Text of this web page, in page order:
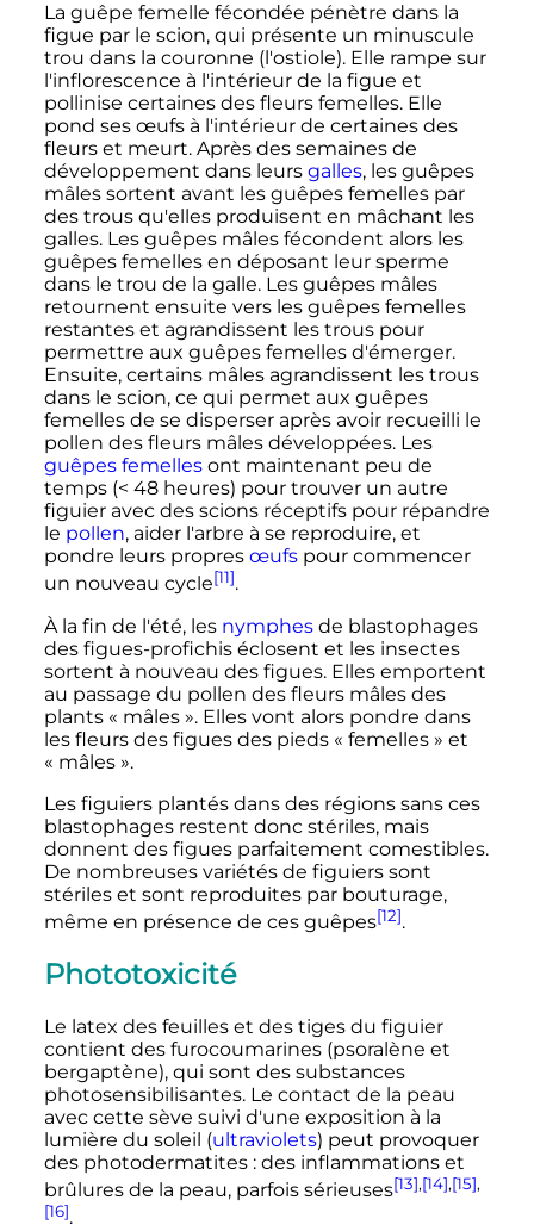
La guêpe femelle fécondée pénètre dans la
figue par le scion, qui présente un minuscule
trou dans la couronne (l'ostiole). Elle rampe sur
l'inflorescence à l'intérieur de la figue et
pollinise certaines des fleurs femelles. Elle
pond ses œufs à l'intérieur de certaines des
fleurs et meurt. Après des semaines de
développement dans leurs galles, les guêpes
mâles sortent avant les guêpes femelles par
des trous qu'elles produisent en mâchant les
galles. Les guêpes mâles fécondent alors les
guêpes femelles en déposant leur sperme
dans le trou de la galle. Les guêpes mâles
retournent ensuite vers les guêpes femelles
restantes et agrandissent les trous pour
permettre aux guêpes femelles d'émerger.
Ensuite, certains mâles agrandissent les trous
dans le scion, ce qui permet aux guêpes
femelles de se disperser après avoir recueilli le
pollen des fleurs mâles développées. Les
guêpes femellesont maintenant peu de
temps (< 48 heures) pour trouver un autre
figuier avec des scions réceptifs pour répandre
le pollen, aider l'arbre à se reproduire, et
pondre leurs propres œufspour commencer
un nouveau cycle[11].
À la fin de l'été, les nymphesde blastophages
des figues-profichis éclosent et les insectes
sortent à nouveau des figues. Elles emportent
au passage du pollen des fleurs mâles des
plants « mâles ». Elles vont alors pondre dans
les fleurs des figues des pieds « femelles » et
« mâles ».
Les figuiers plantés dans des régions sans ces
blastophages restent donc stériles, mais
donnent des figues parfaitement comestibles.
De nombreuses variétés de figuiers sont
stériles et sont reproduites par bouturage,
même en présence de ces guêpes[12].
Phototoxicité
Le latex des feuilles et des tiges du figuier
contient des furocoumarines (psoralène et
bergaptène), qui sont des substances
photosensibilisantes. Le contact de la peau
avec cette sève suivi d'une exposition à la
lumière du soleil (ultraviolets) peut provoquer
des photodermatites : des inflammations et
brûlures de la peau, parfois sérieuses[13],[14],[15],
[16].